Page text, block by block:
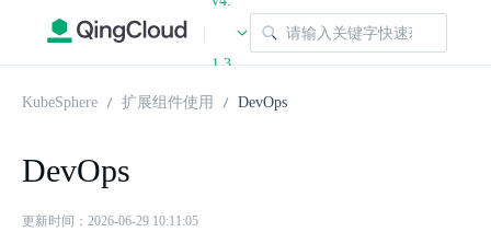
|
1.3
KubeSphere 扩展组件使用 DevOps
DevOps
更新时间：2026-06-29 10:11:05